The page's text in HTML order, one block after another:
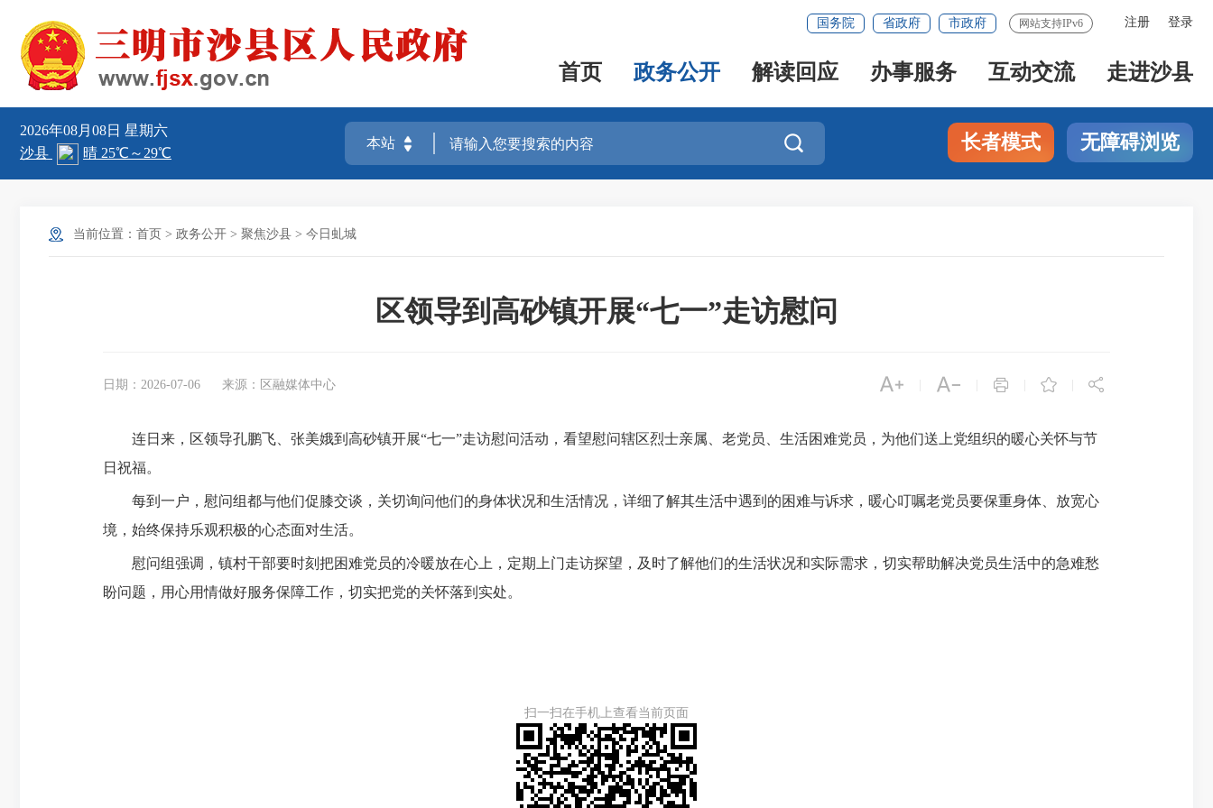
注册 登录
国务院 省政府 市政府 网站支持IPv6
首页 政务公开 解读回应 办事服务 互动交流 走进沙县
2026年08月08日 星期六
 长者模式 无障碍浏览
当前位置： 首页 > 政务公开 > 聚焦沙县 > 今日虬城
区领导到高砂镇开展“七一”走访慰问
日期：2026-07-06 来源：区融媒体中心     
连日来，区领导孔鹏飞、张美娥到高砂镇开展“七一”走访慰问活动，看望慰问辖区烈士亲属、老党员、生活困难党员，为他们送上党组织的暖心关怀与节
日祝福。
每到一户，慰问组都与他们促膝交谈，关切询问他们的身体状况和生活情况，详细了解其生活中遇到的困难与诉求，暖心叮嘱老党员要保重身体、放宽心
境，始终保持乐观积极的心态面对生活。
慰问组强调，镇村干部要时刻把困难党员的冷暖放在心上，定期上门走访探望，及时了解他们的生活状况和实际需求，切实帮助解决党员生活中的急难愁
盼问题，用心用情做好服务保障工作，切实把党的关怀落到实处。
扫一扫在手机上查看当前页面